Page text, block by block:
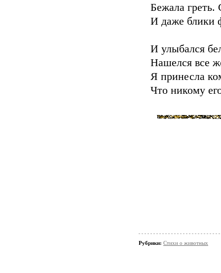
Бежала греть.
И даже блики
И улыбался
Нашелся все
Я принесла
Что никому
Рубрики: Стихи о животных